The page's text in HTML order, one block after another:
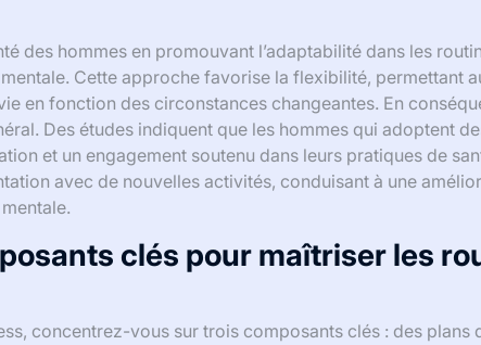
des hommes en promouvant l’adaptabilité dans les
Cette approche favorise la flexibilité, permettant
en fonction des circonstances changeantes. En
Des études indiquent que les hommes qui adoptent
et un engagement soutenu dans leurs pratiques de
avec de nouvelles activités, conduisant à une
clés pour maîtriser les
concentrez-vous sur trois composants clés : des plans